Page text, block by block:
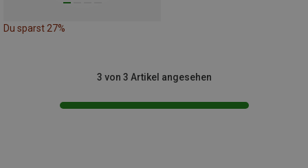
Du sparst 27%
3 von 3 Artikel angesehen